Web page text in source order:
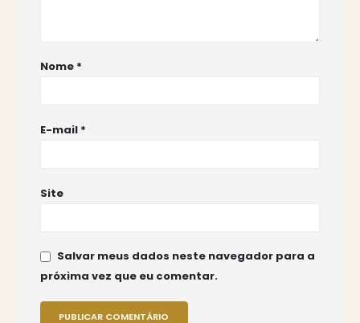
Nome *
E-mail *
Site
Salvar meus dados neste navegador para a
próxima vez que eu comentar.